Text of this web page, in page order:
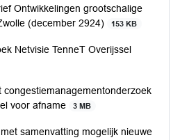
Ontwikkelingen grootschalige
(december 2924)
153 KB
Netvisie TenneT Overijssel
congestiemanagementonderzoek
voor afname
3 MB
samenvatting mogelijk nieuwe